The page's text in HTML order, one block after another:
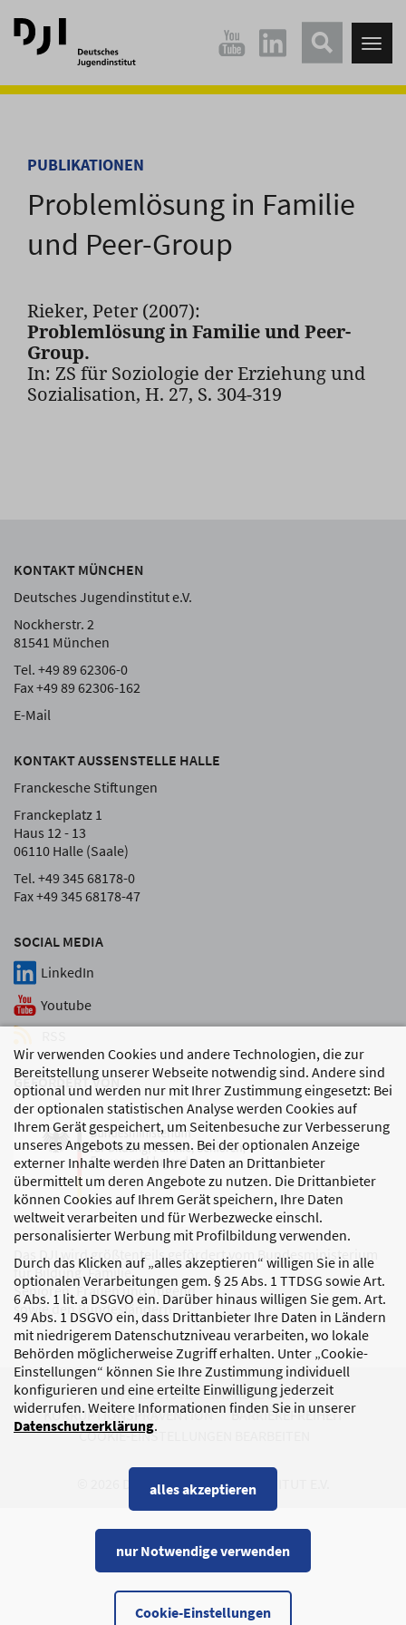
Direkt
zum
Hauptinhalt
Direkt
zum
Hauptmenü
Wir verwenden Cookies und andere Technologien, die zur
Bereitstellung unserer Webseite notwendig sind. Andere sind
optional und werden nur mit Ihrer Zustimmung eingesetzt: Bei
der optionalen statistischen Analyse werden Cookies auf
Ihrem Gerät gespeichert, um Seitenbesuche zur Verbesserung
unseres Angebots zu messen. Bei der optionalen Anzeige
externer Inhalte werden Ihre Daten an Drittanbieter
übermittelt um deren Angebote zu nutzen. Die Drittanbieter
können Cookies auf Ihrem Gerät speichern, Ihre Daten
weltweit verarbeiten und für Werbezwecke einschl.
personalisierter Werbung mit Profilbildung verwenden.
Durch das Klicken auf „alles akzeptieren“ willigen Sie in alle
optionalen Verarbeitungen gem. § 25 Abs. 1 TTDSG sowie Art.
6 Abs. 1 lit. a DSGVO ein. Darüber hinaus willigen Sie gem. Art.
49 Abs. 1 DSGVO ein, dass Drittanbieter Ihre Daten in Ländern
mit niedrigerem Datenschutzniveau verarbeiten, wo lokale
Behörden möglicherweise Zugriff erhalten. Unter „Cookie-
Einstellungen“ können Sie Ihre Zustimmung individuell
konfigurieren und eine erteilte Einwilligung jederzeit
widerrufen. Weitere Informationen finden Sie in unserer
Datenschutzerklärung.
Cookie-Einstellungen
alles akzeptieren
nur Notwendige verwenden
PUBLIKATIONEN
Problemlösung in Familie
und Peer-Group
Rieker, Peter (2007):
Problemlösung in Familie und Peer-
Group.
In: ZS für Soziologie der Erziehung und
Sozialisation, H. 27, S. 304-319
SOCIAL MEDIA
LinkedIn
Youtube
KONTAKT MÜNCHEN
Deutsches Jugendinstitut e.V.
Nockherstr. 2
81541 München
Tel. +49 89 62306-0
Fax +49 89 62306-162
E-Mail
KONTAKT AUSSENSTELLE HALLE
Franckesche Stiftungen
Franckeplatz 1
Haus 12 - 13
06110 Halle (Saale)
Tel. +49 345 68178-0
Fax +49 345 68178-47
GEFÖRDERT VON
Das DJI wird größtenteils gefördert vom Bundesministerium
für Bildung, Familie,
Senioren, Frauen und Jugend
sowie den Bundesländern.
DATENSCHUTZ
IMPRESSUM
KORRUPTIONSPRÄVENTION
BARRIEREFREIHEIT
COOKIE-EINSTELLUNGEN BEARBEITEN
© 2026 DEUTSCHES JUGENDINSTITUT E.V.